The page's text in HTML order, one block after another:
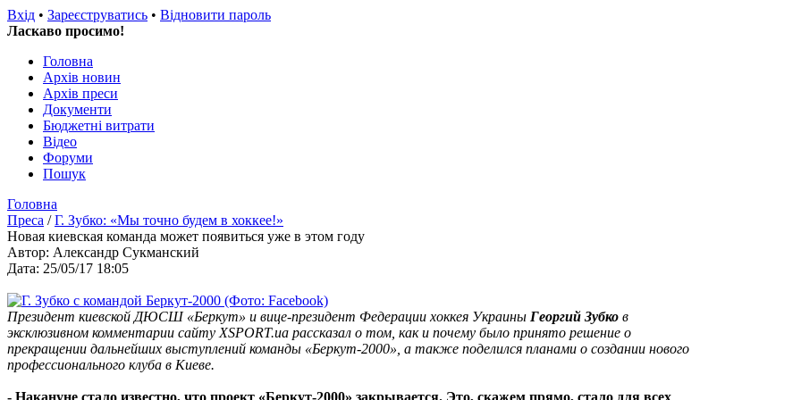
Вхід • Зареєструватись • Відновити пароль
Ласкаво просимо!
Головна
Архів новин
Архів преси
Документи
Бюджетні витрати
Відео
Форуми
Пошук
Головна
Преса /Г. Зубко: «Мы точно будем в хоккее!»
Новая киевская команда может появиться уже в этом году
Автор: Александр Сукманский
Дата: 25/05/17 18:05
Президент киевской ДЮСШ «Беркут» и вице-президент Федерации хоккея Украины Георгий Зубко в
эксклюзивном комментарии сайту XSPORT.ua рассказал о том, как и почему было принято решение о
прекращении дальнейших выступлений команды «Беркут-2000», а также поделился планами о создании нового
профессионального клуба в Киеве.
- Накануне стало известно, что проект «Беркут-2000» закрывается. Это, скажем прямо, стало для всех